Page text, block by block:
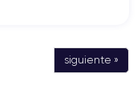
siguiente »